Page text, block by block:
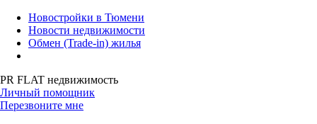
Новостройки в Тюмени
Новости недвижимости
Обмен (Trade-in) жилья
PR FLAT недвижимость
Личный помощник
Перезвоните мне